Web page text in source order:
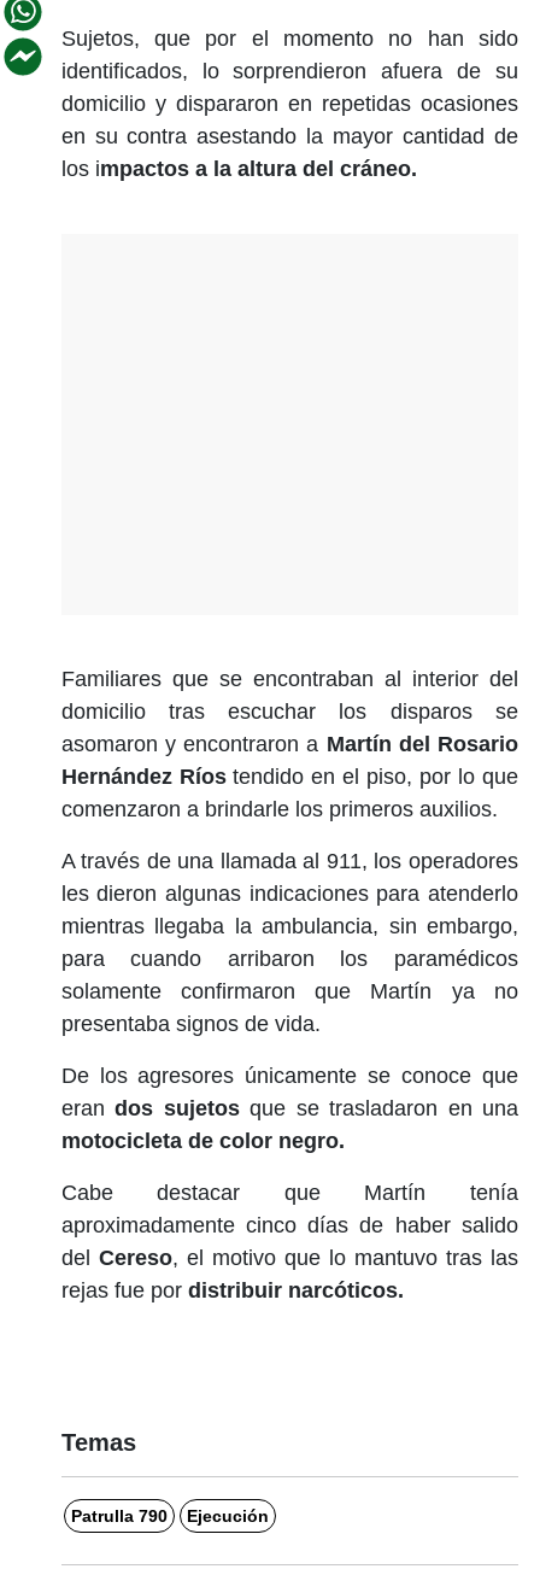
Sujetos, que por el momento no han sido
identificados, lo sorprendieron afuera de su
domicilio y dispararon en repetidas ocasiones
en su contra asestando la mayor cantidad de
los impactos a la altura del cráneo.
Familiares que se encontraban al interior del
domicilio tras escuchar los disparos se
asomaron y encontraron a Martín del Rosario
Hernández Ríostendido en el piso, por lo que
comenzaron a brindarle los primeros auxilios.
A través de una llamada al 911, los operadores
les dieron algunas indicaciones para atenderlo
mientras llegaba la ambulancia, sin embargo,
para cuando arribaron los paramédicos
solamente confirmaron que Martín ya no
presentaba signos de vida.
De los agresores únicamente se conoce que
erandos sujetosque se trasladaron en una
motocicleta de color negro.
Cabe destacar que Martín tenía
aproximadamente cinco días de haber salido
del Cereso, el motivo que lo mantuvo tras las
rejas fue por distribuir narcóticos.
Temas
Patrulla 790 Ejecución